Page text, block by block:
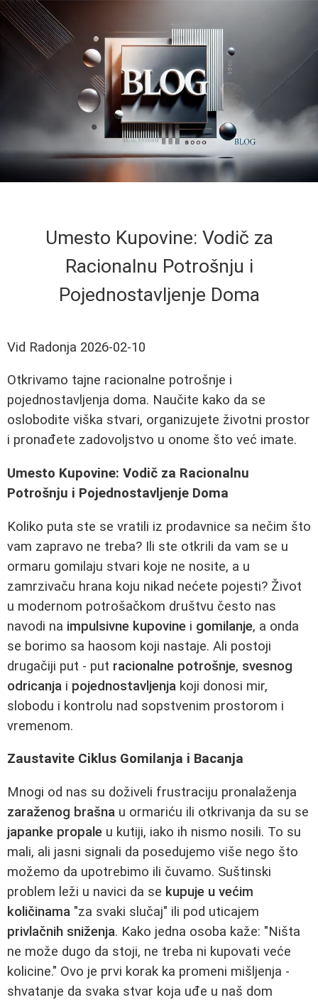
Umesto Kupovine: Vodič za
Racionalnu Potrošnju i
Pojednostavljenje Doma
Vid Radonja 2026-02-10
Otkrivamo tajne racionalne potrošnje i
pojednostavljenja doma. Naučite kako da se
oslobodite viška stvari, organizujete životni prostor
i pronađete zadovoljstvo u onome što već imate.
Umesto Kupovine: Vodič za Racionalnu
Potrošnju i Pojednostavljenje Doma
Koliko puta ste se vratili iz prodavnice sa nečim što
vam zapravo ne treba? Ili ste otkrili da vam se u
ormaru gomilaju stvari koje ne nosite, a u
zamrzivaču hrana koju nikad nećete pojesti? Život
u modernom potrošačkom društvu često nas
navodi na impulsivne kupovine i gomilanje, a onda
se borimo sa haosom koji nastaje. Ali postoji
drugačiji put - put racionalne potrošnje, svesnog
odricanja i pojednostavljenja koji donosi mir,
slobodu i kontrolu nad sopstvenim prostorom i
vremenom.
Zaustavite Ciklus Gomilanja i Bacanja
Mnogi od nas su doživeli frustraciju pronalaženja
zaraženog brašna u ormariću ili otkrivanja da su se
japanke propale u kutiji, iako ih nismo nosili. To su
mali, ali jasni signali da posedujemo više nego što
možemo da upotrebimo ili čuvamo. Suštinski
problem leži u navici da se kupuje u većim
količinama "za svaki slučaj" ili pod uticajem
privlačnih sniženja. Kako jedna osoba kaže: "Ništa
ne može dugo da stoji, ne treba ni kupovati veće
kolicine." Ovo je prvi korak ka promeni mišljenja -
shvatanje da svaka stvar koja uđe u naš dom